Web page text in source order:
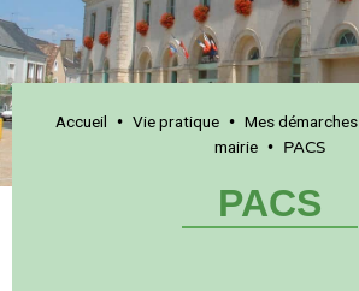
Accueil • Vie pratique • Mes démarches
mairie • PACS
PACS